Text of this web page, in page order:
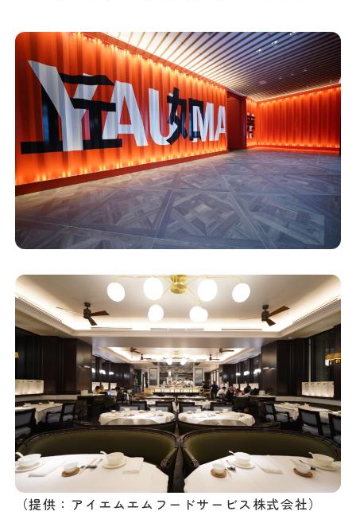
（提供：アイエムエムフードサービス株式会社）